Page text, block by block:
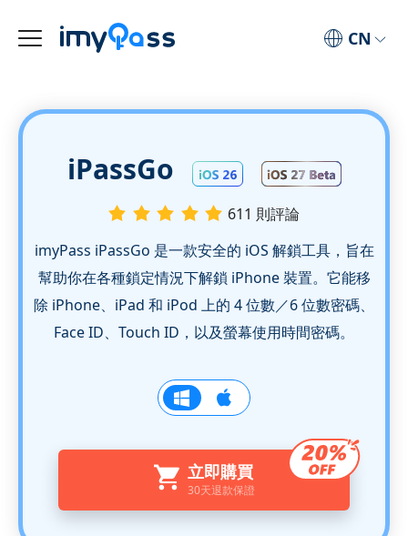
CN
iPassGo
611 則評論
imyPass iPassGo 是一款安全的 iOS 解鎖工具，旨在
幫助你在各種鎖定情況下解鎖 iPhone 裝置。它能移
除 iPhone、iPad 和 iPod 上的 4 位數／6 位數密碼、
Face ID、Touch ID，以及螢幕使用時間密碼。
立即購買
30天退款保證